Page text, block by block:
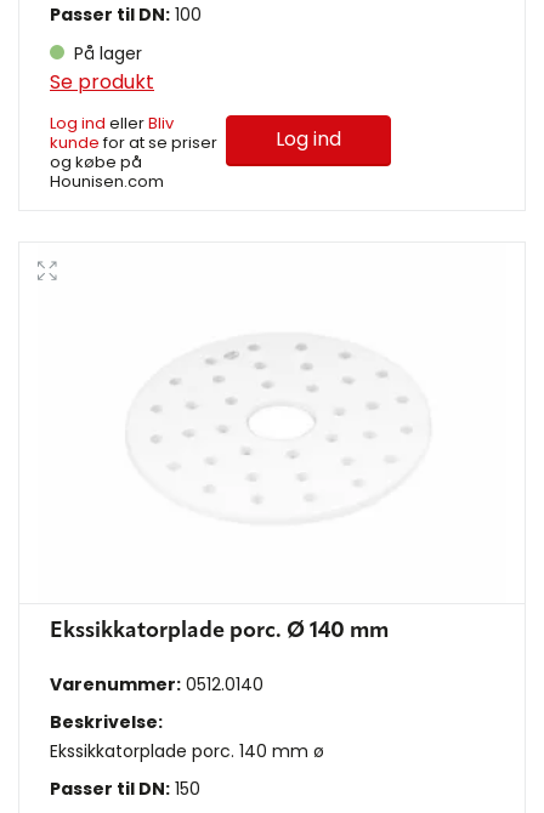
Passer til DN: 100
På lager
Se produkt
Log ind ellerBliv
kundefor at se priser
og købe på
Hounisen.com
Log ind
Ekssikkatorplade porc. Ø 140 mm
Varenummer: 0512.0140
Beskrivelse:
Ekssikkatorplade porc. 140 mm ø
Passer til DN: 150